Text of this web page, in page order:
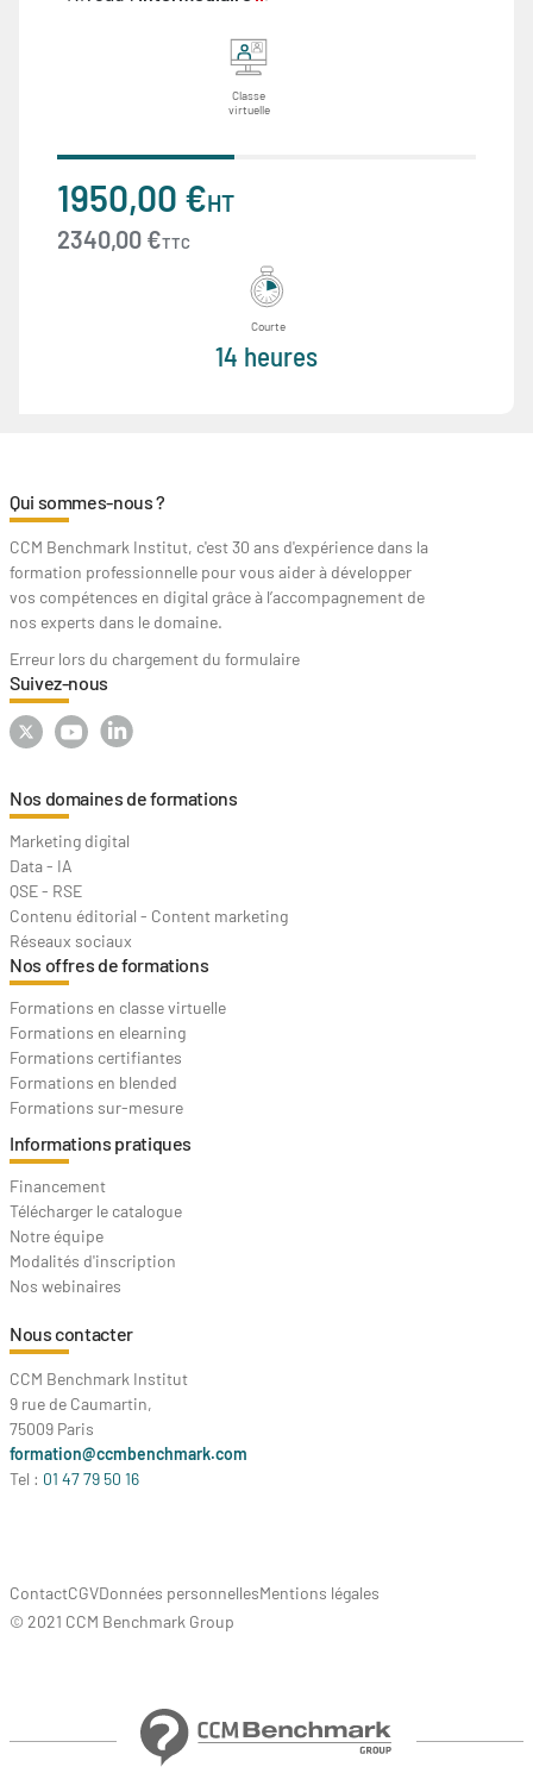
Classe
virtuelle
1950,00 €HT
2340,00 €TTC
Courte
14 heures
Qui sommes-nous ?
CCM Benchmark Institut, c'est 30 ans d'expérience dans la
formation professionnelle pour vous aider à développer
vos compétences en digital grâce à l’accompagnement de
nos experts dans le domaine.
Erreur lors du chargement du formulaire
Suivez-nous
Nos domaines de formations
Marketing digital
Data - IA
QSE - RSE
Contenu éditorial - Content marketing
Réseaux sociaux
Nos offres de formations
Formations en classe virtuelle
Formations en elearning
Formations certifiantes
Formations en blended
Formations sur-mesure
Informations pratiques
Financement
Télécharger le catalogue
Notre équipe
Modalités d'inscription
Nos webinaires
Nous contacter
CCM Benchmark Institut
9 rue de Caumartin,
75009 Paris
formation@ccmbenchmark.com
Tel : 01 47 79 50 16
ContactCGVDonnées personnellesMentions légales
© 2021 CCM Benchmark Group